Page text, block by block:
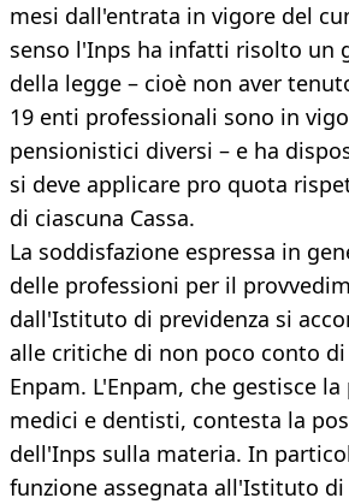
mesi dall'entrata in vigore del
senso l'Inps ha infatti risolto un
della legge – cioè non aver
19 enti professionali sono in
pensionistici diversi – e ha
si deve applicare pro quota
di ciascuna Cassa.
La soddisfazione espressa in
delle professioni per il
dall'Istituto di previdenza si
alle critiche di non poco conto
Enpam. L'Enpam, che gestisce
medici e dentisti, contesta la
dell'Inps sulla materia. In
funzione assegnata all'Istituto